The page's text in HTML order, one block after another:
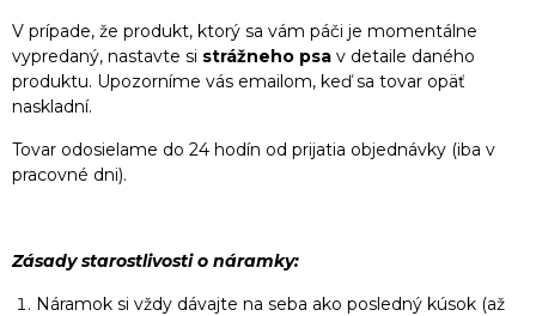
V prípade, že produkt, ktorý sa vám páči je momentálne
vypredaný, nastavte si strážneho psa v detaile daného
produktu. Upozorníme vás emailom, keď sa tovar opäť
naskladní.
Tovar odosielame do 24 hodín od prijatia objednávky (iba v
pracovné dni).
Zásady starostlivosti o náramky:
Náramok si vždy dávajte na seba ako posledný kúsok (až